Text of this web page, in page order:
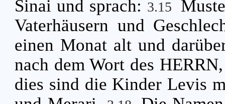
Sinai und sprach: 3.15
Vaterhäusern und
einen Monat alt und
nach dem Wort des
dies sind die Kinder Levis